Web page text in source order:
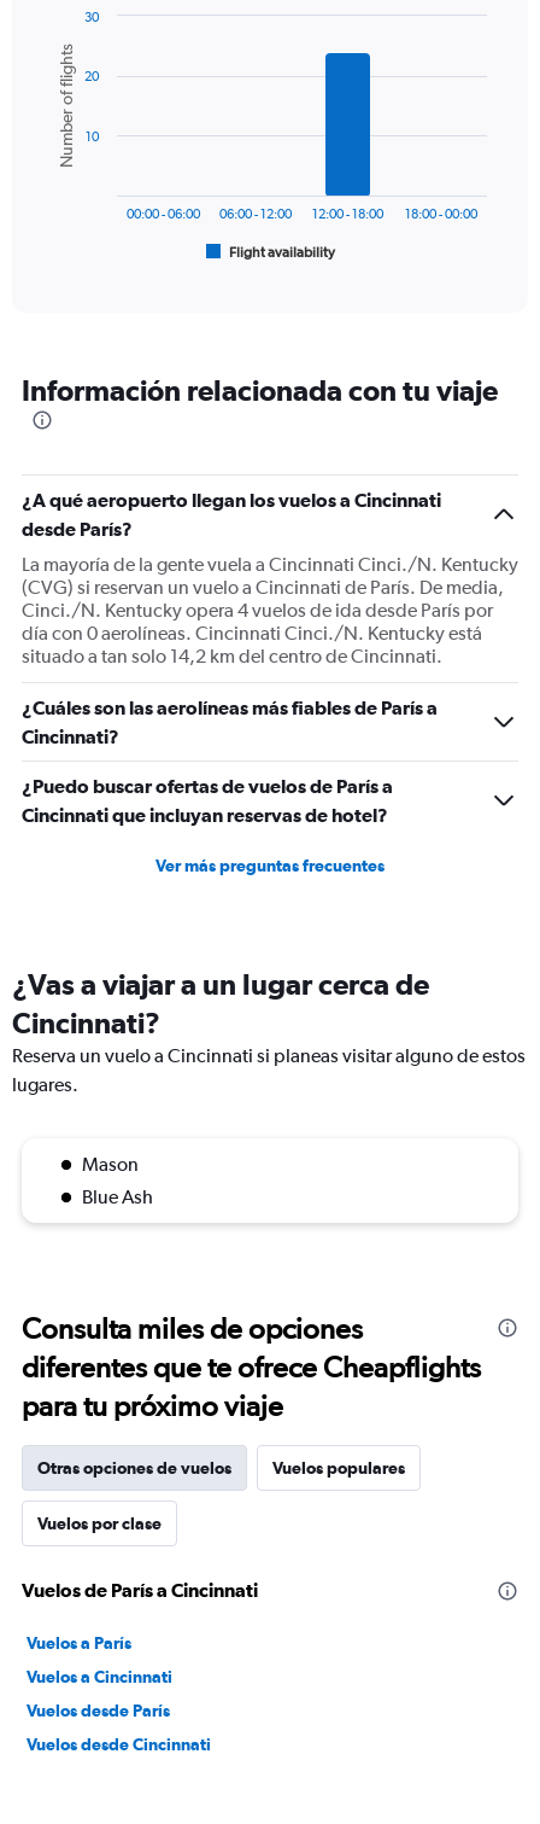
axis
displaying
values.
Range:
chart
with
bars.
The
categories.
The
Y
axis
displaying
Number
of
flights.
Range:
0
30.
Chart
graphic.
Number of flights
Flight availability
00:00 - 06:00 06:00 - 12:00 12:00 - 18:00 18:00 - 00:00
10
20
30
Información relacionada con tu viaje
¿A qué aeropuerto llegan los vuelos a Cincinnati
desde París?
La mayoría de la gente vuela a Cincinnati Cinci./N. Kentucky
(CVG) si reservan un vuelo a Cincinnati de París. De media,
Cinci./N. Kentucky opera 4 vuelos de ida desde París por
día con 0 aerolíneas. Cincinnati Cinci./N. Kentucky está
situado a tan solo 14,2 km del centro de Cincinnati.
¿Cuáles son las aerolíneas más fiables de París a
Cincinnati?
¿Puedo buscar ofertas de vuelos de París a
Cincinnati que incluyan reservas de hotel?
Ver más preguntas frecuentes
¿Vas a viajar a un lugar cerca de
Cincinnati?
Reserva un vuelo a Cincinnati si planeas visitar alguno de estos
lugares.
Mason
Blue Ash
Consulta miles de opciones
diferentes que te ofrece Cheapflights
para tu próximo viaje
Otras opciones de vuelos Vuelos populares
Vuelos por clase
Vuelos de París a Cincinnati
Vuelos a París
Vuelos a Cincinnati
Vuelos desde París
Vuelos desde Cincinnati